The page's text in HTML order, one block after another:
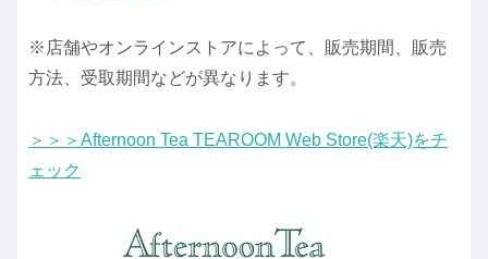
※店舗やオンラインストアによって、販売期間、販売
方法、受取期間などが異なります。
＞＞＞Afternoon Tea TEAROOM Web Store(楽天)をチ
ェック